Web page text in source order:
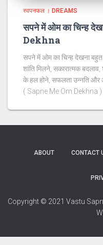
स्वपनफल । DREAMS
सपने में ओम का चिन्ह
Dekhna
सपने में ओम का चिन्ह देखना
शांति मिलने, सकारात्मक
के हल होने, सफलता उन्नति और
( Sapne Me Om Dekhna )
ABOUT CONTACT
Copyright © 2021 Vastu